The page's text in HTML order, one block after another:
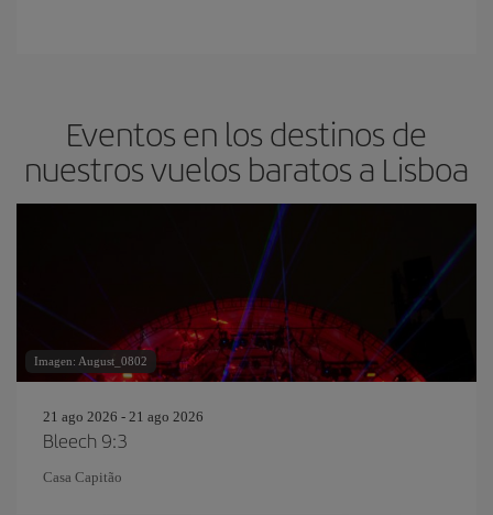
Eventos en los destinos de
nuestros vuelos baratos a Lisboa
Imagen: August_0802
21 ago 2026 - 21 ago 2026
Bleech 9:3
Casa Capitão